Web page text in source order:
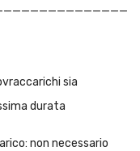
sia
durata
non necessario